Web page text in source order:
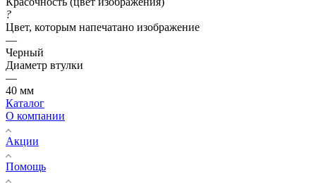
?
Цвет, которым напечатано изображение
—
Черный
Диаметр втулки
—
40 мм
Каталог
О компании
Акции
Помощь